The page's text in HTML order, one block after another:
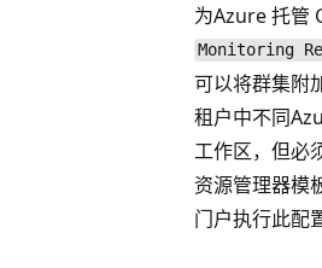
为Azure 托管
Monitoring
可以将群集附
租户中不同
工作区，但必
资源管理器模
门户执行此配